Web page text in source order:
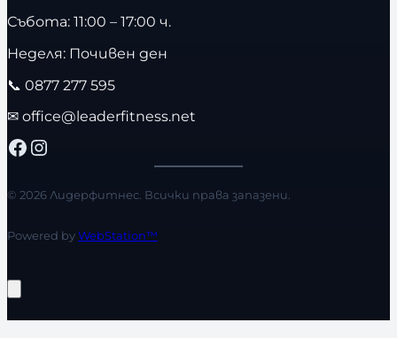
Събота: 11:00 – 17:00 ч.
Неделя: Почивен ден
📞 0877 277 595
✉ office@leaderfitness.net
Facebook Instagram
© 2026 Лидерфитнес. Всички права запазени.
Powered byWebStation™